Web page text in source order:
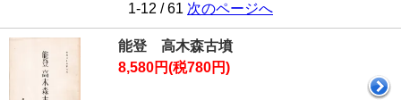
1-12 / 61 次のページへ
能登 高木森古墳
8,580円(税780円)